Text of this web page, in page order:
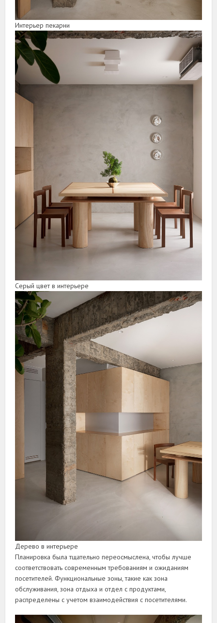
Интерьер пекарни
Серый цвет в интерьере
Дерево в интерьере
Планировка была тщательно переосмыслена, чтобы лучше
соответствовать современным требованиям и ожиданиям
посетителей. Функциональные зоны, такие как зона
обслуживания, зона отдыха и отдел с продуктами,
распределены с учетом взаимодействия с посетителями.